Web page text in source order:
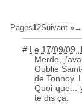
Pages12Suivant »
# Le 17/09/09,
Merde,
Oublie
de Tonnoy.
Quoi que...
te dis ça.